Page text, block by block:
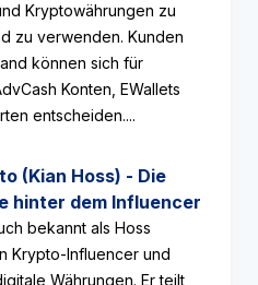
Kryptowährungen zu
zu verwenden. Kunden
können sich für
Konten, EWallets
entscheiden....
(Kian Hoss) - Die
hinter dem Influencer
bekannt als Hoss
Krypto-Influencer und
Währungen. Er teilt